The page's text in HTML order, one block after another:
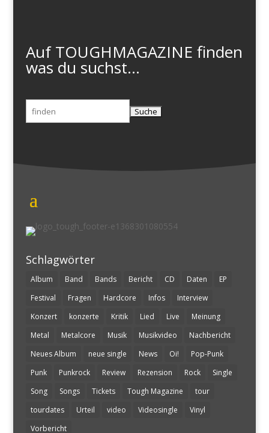
Auf TOUGHMAGAZINE finden
was du suchst...
Suchen
nach:
Schlagwörter
Album Band Bands Bericht CD Daten
EP
Festival
Fragen Hardcore Infos
Interview
Konzert
konzerte Kritik Lied Live
Meinung
Metal
Metalcore Musik Musikvideo
Nachbericht
Neues Album
neue single News Oi!
Pop-Punk
Punk
Punkrock Review Rezension Rock
Single
Song
Songs Tickets Tough Magazine
tour
tourdates
Urteil video Videosingle
Vinyl
Vorbericht